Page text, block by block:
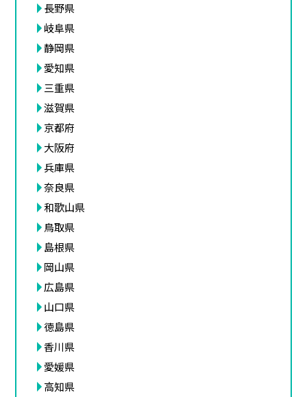
長野県
岐阜県
静岡県
愛知県
三重県
滋賀県
京都府
大阪府
兵庫県
奈良県
和歌山県
鳥取県
島根県
岡山県
広島県
山口県
徳島県
香川県
愛媛県
高知県